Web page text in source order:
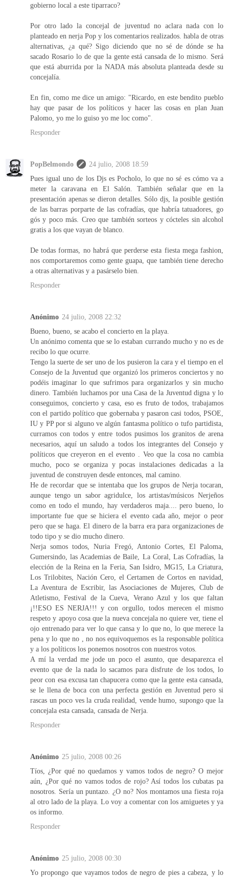
gobierno local a este tiparraco?
Por otro lado la concejal de juventud no aclara nada con lo
planteado en nerja Pop y los comentarios realizados. habla de otras
alternativas, ¿a qué? Sigo diciendo que no sé de dónde se ha
sacado Rosario lo de que la gente está cansada de lo mismo. Será
que está aburrida por la NADA más absoluta planteada desde su
concejalía.
En fin, como me dice un amigo: "Ricardo, en este bendito pueblo
hay que pasar de los políticos y hacer las cosas en plan Juan
Palomo, yo me lo guiso yo me loc como".
Responder
PopBelmondo
24 julio, 2008 18:59
Pues igual uno de los Djs es Pocholo, lo que no sé es cómo va a
meter la caravana en El Salón. También señalar que en la
presentación apenas se dieron detalles. Sólo djs, la posible gestión
de las barras porparte de las cofradías, que habría tatuadores, go
gós y poco más. Creo que también sorteos y cócteles sin alcohol
gratis a los que vayan de blanco.
De todas formas, no habrá que perderse esta fiesta mega fashion,
nos comportaremos como gente guapa, que también tiene derecho
a otras alternativas y a pasárselo bien.
Responder
Anónimo 24 julio, 2008 22:32
Bueno, bueno, se acabo el concierto en la playa.
Un anónimo comenta que se lo estaban currando mucho y no es de
recibo lo que ocurre.
Tengo la suerte de ser uno de los pusieron la cara y el tiempo en el
Consejo de la Juventud que organizó los primeros conciertos y no
podéis imaginar lo que sufrimos para organizarlos y sin mucho
dinero. También luchamos por una Casa de la Juventud digna y lo
conseguimos, concierto y casa, eso es fruto de todos, trabajamos
con el partido político que gobernaba y pasaron casi todos, PSOE,
IU y PP por si alguno ve algún fantasma político o tufo partidista,
curramos con todos y entre todos pusimos los granitos de arena
necesarios, aquí un saludo a todos los integrantes del Consejo y
políticos que creyeron en el evento . Veo que la cosa no cambia
mucho, poco se organiza y pocas instalaciones dedicadas a la
juventud de construyen desde entonces, mal camino.
He de recordar que se intentaba que los grupos de Nerja tocaran,
aunque tengo un sabor agridulce, los artistas/músicos Nerjeños
como en todo el mundo, hay verdaderos maja.... pero bueno, lo
importante fue que se hiciera el evento cada año, mejor o peor
pero que se haga. El dinero de la barra era para organizaciones de
todo tipo y se dio mucho dinero.
Nerja somos todos, Nuria Fregó, Antonio Cortes, El Paloma,
Gumersindo, las Academias de Baile, La Coral, Las Cofradías, la
elección de la Reina en la Feria, San Isidro, MG15, La Criatura,
Los Trilobites, Nación Cero, el Certamen de Cortos en navidad,
La Aventura de Escribir, las Asociaciones de Mujeres, Club de
Atletismo, Festival de la Cueva, Verano Azul y los que faltan
¡!!ESO ES NERJA!!! y con orgullo, todos merecen el mismo
respeto y apoyo cosa que la nueva concejala no quiere ver, tiene el
ojo entrenado para ver lo que cansa y lo que no, lo que merece la
pena y lo que no , no nos equivoquemos es la responsable política
y a los políticos los ponemos nosotros con nuestros votos.
A mí la verdad me jode un poco el asunto, que desaparezca el
evento que de la nada lo sacamos para disfrute de los todos, lo
peor con esa excusa tan chapucera como que la gente esta cansada,
se le llena de boca con una perfecta gestión en Juventud pero si
rascas un poco ves la cruda realidad, vende humo, supongo que la
concejala esta cansada, cansada de Nerja.
Responder
Anónimo 25 julio, 2008 00:26
Tíos, ¿Por qué no quedamos y vamos todos de negro? O mejor
aún, ¿Por qué no vamos todos de rojo? Así todos los cubatas pa
nosotros. Sería un puntazo. ¿O no? Nos montamos una fiesta roja
al otro lado de la playa. Lo voy a comentar con los amiguetes y ya
os informo.
Responder
Anónimo 25 julio, 2008 00:30
Yo propongo que vayamos todos de negro de pies a cabeza, y lo